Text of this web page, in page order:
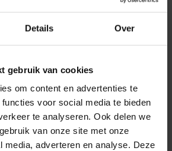
Details Over
gebruik van cookies
om content en advertenties te
voor social media te bieden
te analyseren. Ook delen we
van onze site met onze
media, adverteren en analyse. Deze